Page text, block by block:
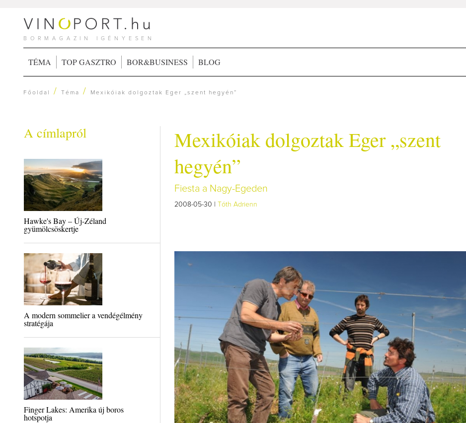
BORMAGAZIN IGÉNYESEN
TÉMA TOP GASZTRO BOR&BUSINESS BLOG
Főoldal /Téma / Mexikóiak dolgoztak Eger „szent hegyén”
A címlapról
Hawke's Bay – Új-Zéland
gyümölcsöskertje
A modern sommelier a vendégélmény
stratégája
Finger Lakes: Amerika új boros
hotspotja
Mexikóiak dolgoztak Eger „szent
hegyén”
Fiesta a Nagy-Egeden
2008-05-30 | Tóth Adrienn
Így lesz valaki egy év
borász #26 - tényleg a
poszt
Az extra ráadás fotók
pillanatokat válogattam